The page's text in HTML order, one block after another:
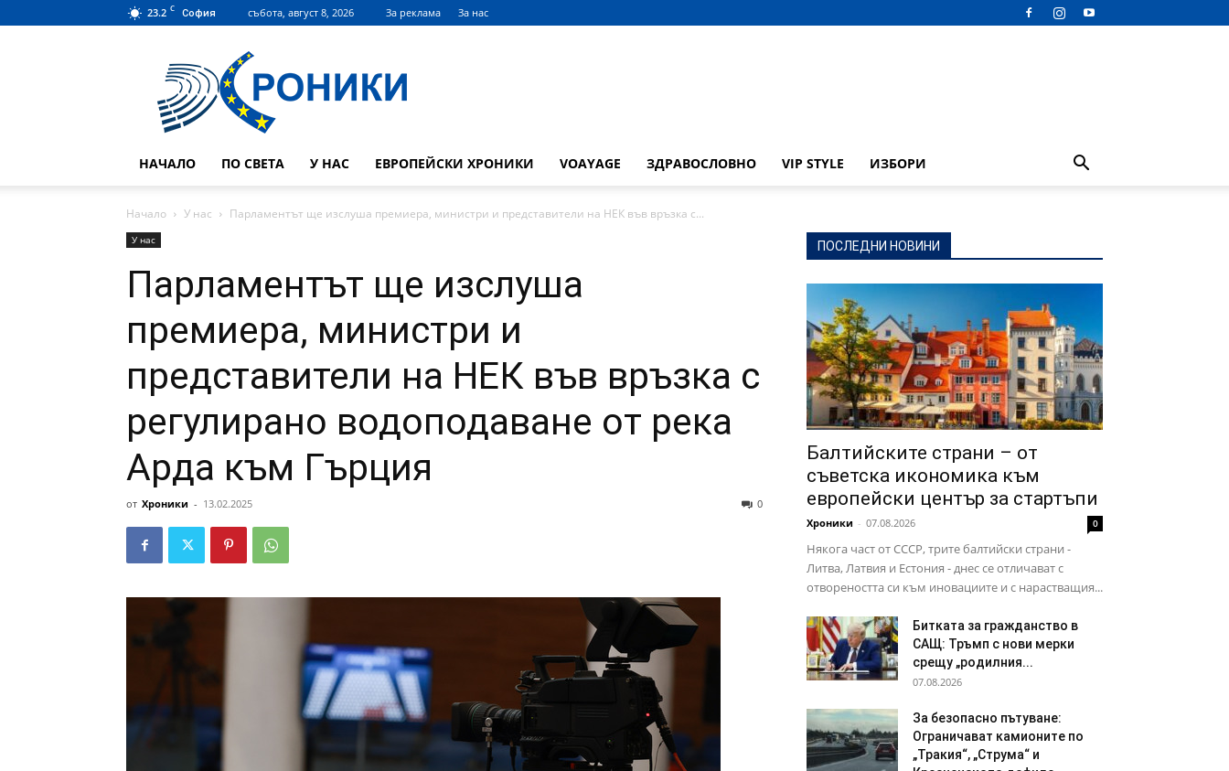
23.2 C София събота, август 8, 2026 За реклама За нас
НАЧАЛО ПО СВЕТА У НАС ЕВРОПЕЙСКИ ХРОНИКИ VOAYAGE ЗДРАВОСЛОВНО VIP STYLE ИЗБОРИ
Начало У нас Парламентът ще изслуша премиера, министри и представители на НЕК във връзка с...
У нас
Парламентът ще изслуша
премиера, министри и
представители на НЕК във връзка с
регулирано водоподаване от река
Арда към Гърция
от Хроники - 13.02.2025 0
ПОСЛЕДНИ НОВИНИ
Балтийските страни – от
съветска икономика към
европейски център за стартъпи
Хроники - 07.08.2026 0
Някога част от СССР, трите балтийски страни -
Литва, Латвия и Естония - днес се отличават с
отвореността си към иновациите и с нарастващия...
Битката за гражданство в
САЩ: Тръмп с нови мерки
срещу „родилния...
07.08.2026
За безопасно пътуване:
Ограничават камионите по
„Тракия“, „Струма“ и